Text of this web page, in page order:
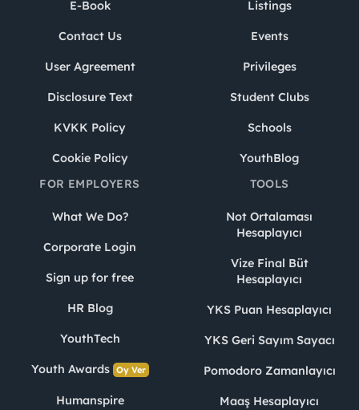
E-Book
Contact Us
User Agreement
Disclosure Text
KVKK Policy
Cookie Policy
Listings
Events
Privileges
Student Clubs
Schools
YouthBlog
FOR EMPLOYERS
What We Do?
Corporate Login
Sign up for free
HR Blog
YouthTech
Youth Awards Oy Ver
Humanspire
TOOLS
Not Ortalaması
Hesaplayıcı
Vize Final Büt
Hesaplayıcı
YKS Puan Hesaplayıcı
YKS Geri Sayım Sayacı
Pomodoro Zamanlayıcı
Maaş Hesaplayıcı